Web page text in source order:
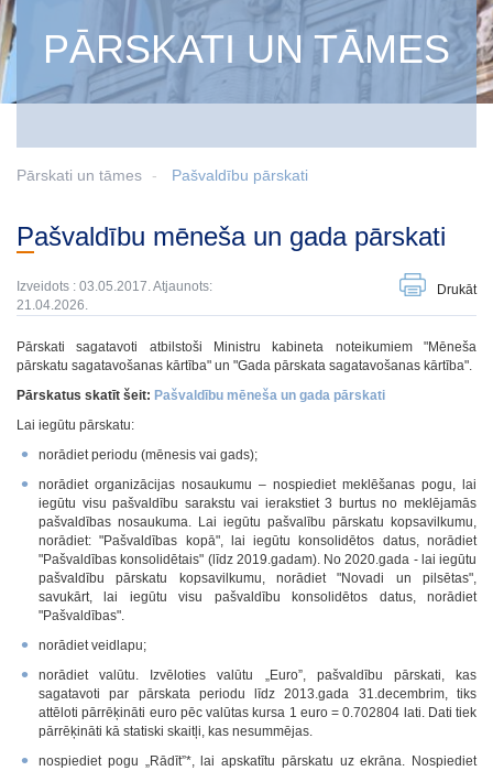
PĀRSKATI UN TĀMES
Pārskati un tāmes Pašvaldību pārskati
Pašvaldību mēneša un gada pārskati
Izveidots : 03.05.2017. Atjaunots:
21.04.2026.
Drukāt
Pārskati sagatavoti atbilstoši Ministru kabineta noteikumiem "Mēneša
pārskatu sagatavošanas kārtība" un "Gada pārskata sagatavošanas kārtība".
Pārskatus skatīt šeit: Pašvaldību mēneša un gada pārskati
Lai iegūtu pārskatu:
norādiet periodu (mēnesis vai gads);
norādiet organizācijas nosaukumu – nospiediet meklēšanas pogu, lai
iegūtu visu pašvaldību sarakstu vai ierakstiet 3 burtus no meklējamās
pašvaldības nosaukuma. Lai iegūtu pašvalību pārskatu kopsavilkumu,
norādiet: "Pašvaldības kopā", lai iegūtu konsolidētos datus, norādiet
"Pašvaldības konsolidētais" (līdz 2019.gadam). No 2020.gada - lai iegūtu
pašvaldību pārskatu kopsavilkumu, norādiet "Novadi un pilsētas",
savukārt, lai iegūtu visu pašvaldību konsolidētos datus, norādiet
"Pašvaldības".
norādiet veidlapu;
norādiet valūtu. Izvēloties valūtu „Euro”, pašvaldību pārskati, kas
sagatavoti par pārskata periodu līdz 2013.gada 31.decembrim, tiks
attēloti pārrēķināti euro pēc valūtas kursa 1 euro = 0.702804 lati. Dati tiek
pārrēķināti kā statiski skaitļi, kas nesummējas.
nospiediet pogu „Rādīt”*, lai apskatītu pārskatu uz ekrāna. Nospiediet